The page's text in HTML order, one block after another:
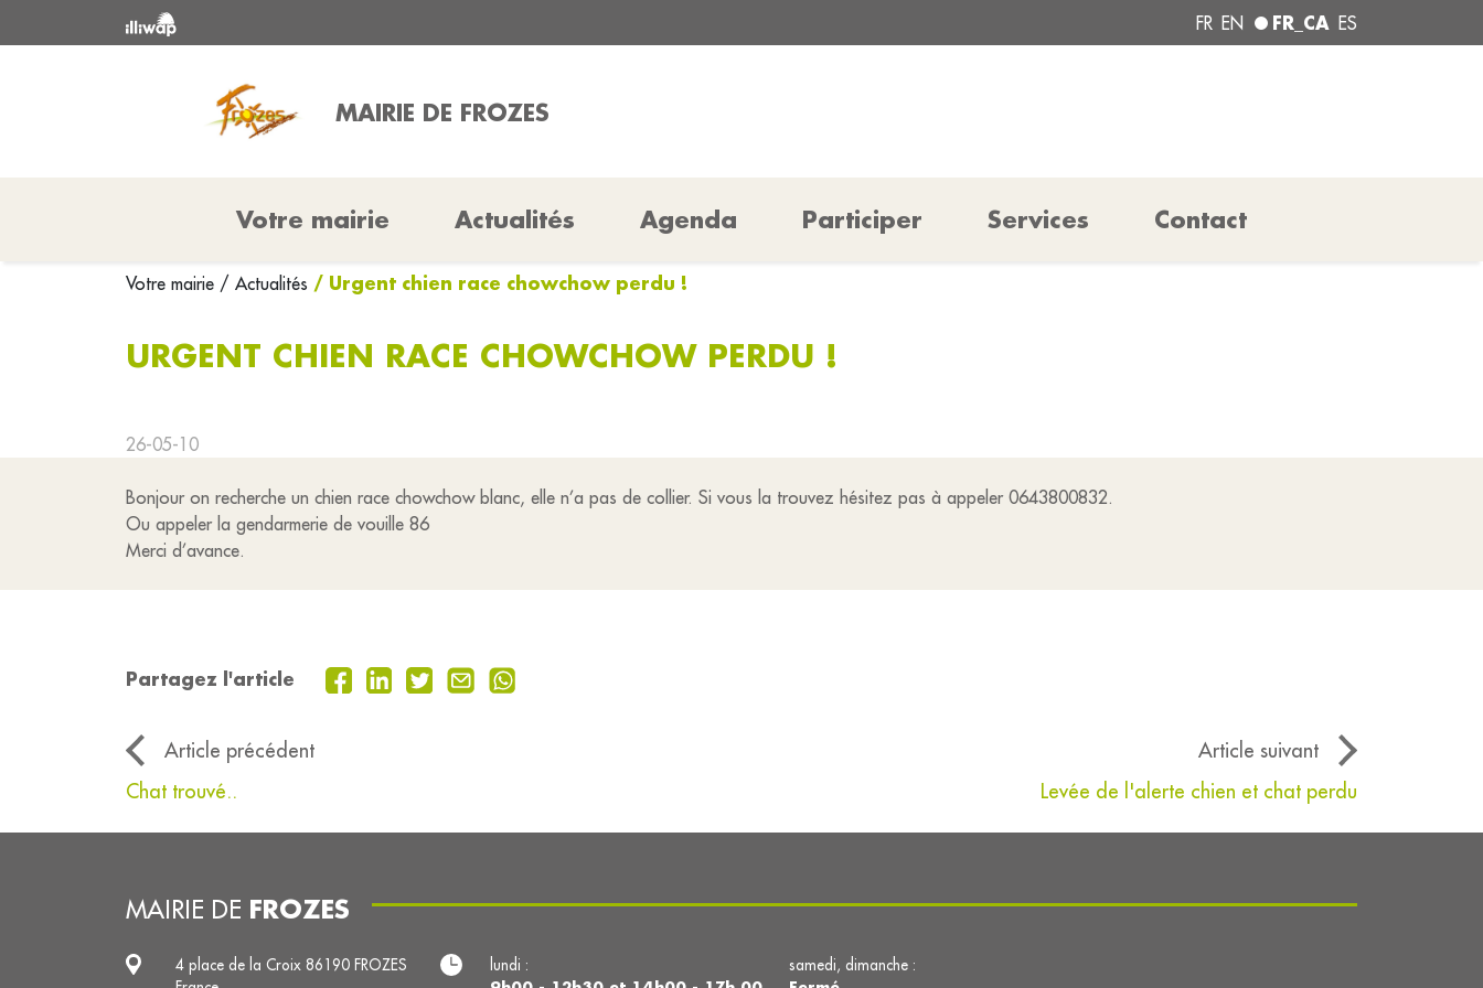
FR EN FR_CA ES
MAIRIE DE FROZES
Votre mairie Actualités Agenda Participer Services Contact
Votre mairie / Actualités / Urgent chien race chowchow perdu !
URGENT CHIEN RACE CHOWCHOW PERDU !
26-05-10
Bonjour on recherche un chien race chowchow blanc, elle n’a pas de collier. Si vous la trouvez hésitez pas à appeler 0643800832.
Ou appeler la gendarmerie de vouille 86
Merci d’avance.
Partagez l'article
Article précédent
Article suivant
Chat trouvé..
Levée de l'alerte chien et chat perdu
MAIRIE DE FROZES
4 place de la Croix 86190 FROZES
lundi :
samedi, dimanche :